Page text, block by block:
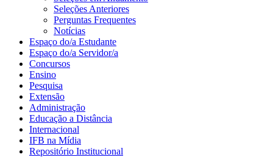
Seleções Anteriores
Perguntas Frequentes
Notícias
Espaço do/a Estudante
Espaço do/a Servidor/a
Concursos
Ensino
Pesquisa
Extensão
Administração
Educação a Distância
Internacional
IFB na Mídia
Repositório Institucional